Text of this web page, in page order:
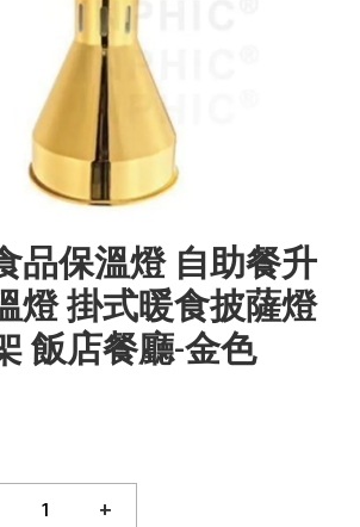
品保溫燈 自助餐升
燈 掛式暖食披薩燈
飯店餐廳-金色
+